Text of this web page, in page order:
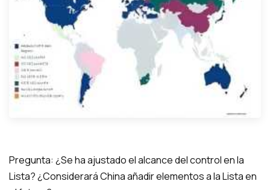
Pregunta: ¿Se ha ajustado el alcance del control en la
Lista? ¿Considerará China añadir elementos a la Lista en